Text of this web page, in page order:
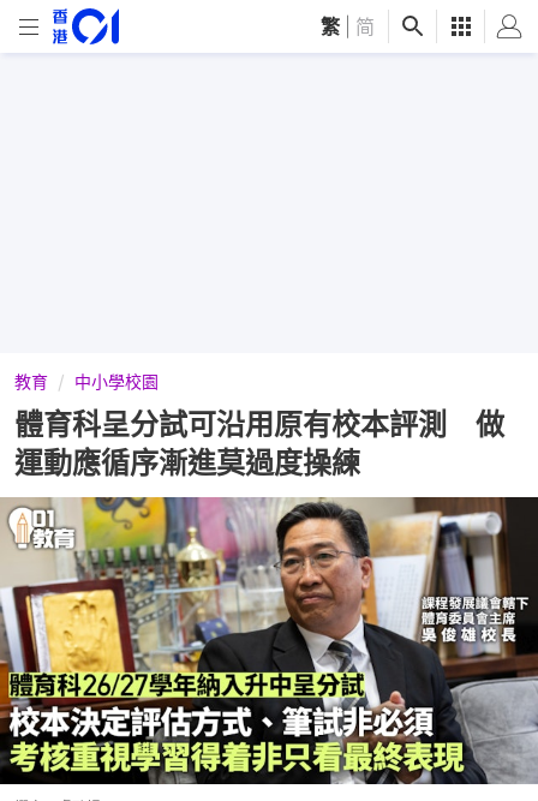
繁 简
教育 中小學校園
體育科呈分試可沿用原有校本評測 做
運動應循序漸進莫過度操練